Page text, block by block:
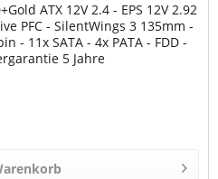
ATX 12V 2.4 - EPS 12V 2.92
PFC - SilentWings 3 135mm -
- 11x SATA - 4x PATA - FDD -
5 Jahre